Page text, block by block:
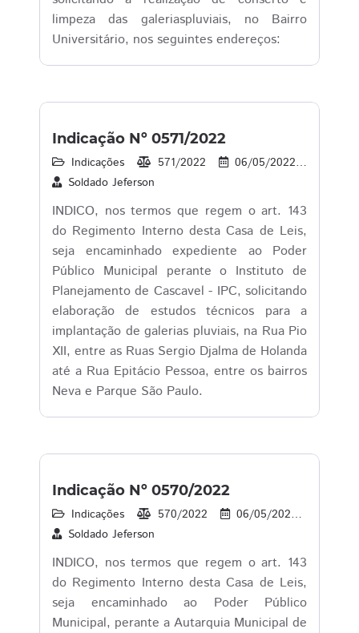
limpeza das galeriaspluviais, no Bairro
Universitário, nos seguintes endereços:
Indicação Nº 0571/2022
Indicações 571/2022 06/05/2022
Soldado Jeferson
INDICO, nos termos que regem o art. 143
do Regimento Interno desta Casa de Leis,
seja encaminhado expediente ao Poder
Público Municipal perante o Instituto de
Planejamento de Cascavel - IPC, solicitando
elaboração de estudos técnicos para a
implantação de galerias pluviais, na Rua Pio
XII, entre as Ruas Sergio Djalma de Holanda
até a Rua Epitácio Pessoa, entre os bairros
Neva e Parque São Paulo.
Indicação Nº 0570/2022
Indicações 570/2022 06/05/2022
Soldado Jeferson
INDICO, nos termos que regem o art. 143
do Regimento Interno desta Casa de Leis,
seja encaminhado ao Poder Público
Municipal, perante a Autarquia Municipal de